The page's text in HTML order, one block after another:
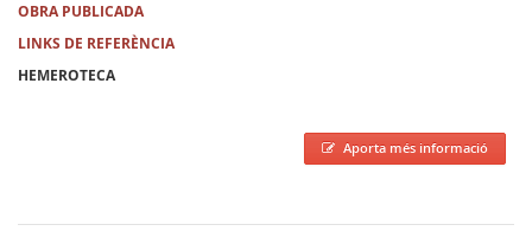
OBRA PUBLICADA
LINKS DE REFERÈNCIA
HEMEROTECA
Aporta més informació